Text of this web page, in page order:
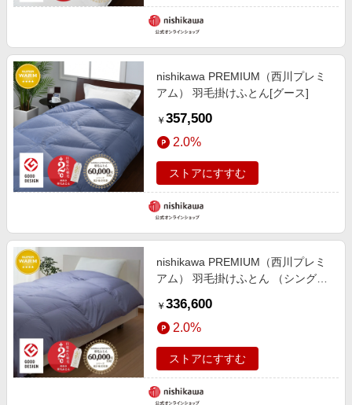
nishikawa PREMIUM（西川プレミ
アム） 羽毛掛けふとん[グース]
￥ 357,500
2.0%
ストアにすすむ
nishikawa PREMIUM（西川プレミ
アム） 羽毛掛けふとん （シングル
￥ 336,600
2.0%
ストアにすすむ